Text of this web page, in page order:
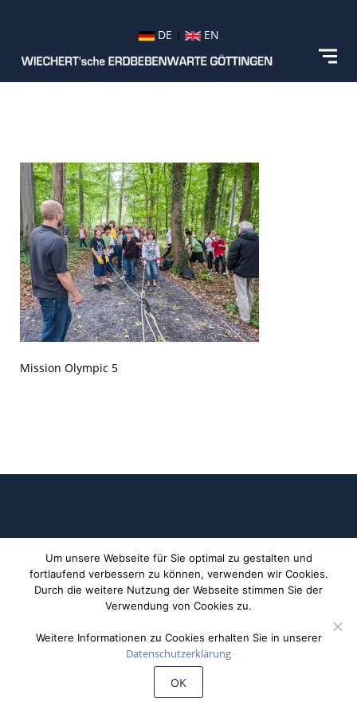
DE | EN
Mission Olympic 5
©Wiechert'sche Erdbebenwarte Göttingen
Um unsere Webseite für Sie optimal zu gestalten und
fortlaufend verbessern zu können, verwenden wir Cookies.
Durch die weitere Nutzung der Webseite stimmen Sie der
Verwendung von Cookies zu.
Weitere Informationen zu Cookies erhalten Sie in unserer
Datenschutzerklärung
OK